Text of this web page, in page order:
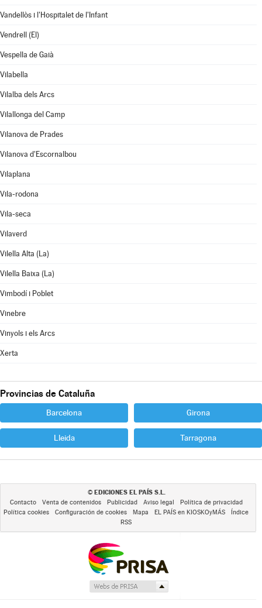
Vandellòs i l'Hospitalet de l'Infant
Vendrell (El)
Vespella de Gaià
Vilabella
Vilalba dels Arcs
Vilallonga del Camp
Vilanova de Prades
Vilanova d'Escornalbou
Vilaplana
Vila-rodona
Vila-seca
Vilaverd
Vilella Alta (La)
Vilella Baixa (La)
Vimbodí i Poblet
Vinebre
Vinyols i els Arcs
Xerta
Provincias de Cataluña
Barcelona Girona
Lleida Tarragona
© EDICIONES EL PAÍS S.L.
Contacto Venta de contenidos Publicidad Aviso legal
Política de privacidad
Política cookies
Configuración de cookies Mapa EL PAÍS en KIOSKOyMÁS
Índice
RSS